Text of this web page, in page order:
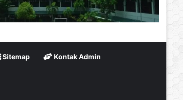
Sitemap Kontak Admin